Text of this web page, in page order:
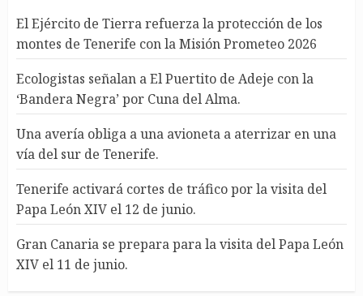
El Ejército de Tierra refuerza la protección de los
montes de Tenerife con la Misión Prometeo 2026
Ecologistas señalan a El Puertito de Adeje con la
‘Bandera Negra’ por Cuna del Alma.
Una avería obliga a una avioneta a aterrizar en una
vía del sur de Tenerife.
Tenerife activará cortes de tráfico por la visita del
Papa León XIV el 12 de junio.
Gran Canaria se prepara para la visita del Papa León
XIV el 11 de junio.